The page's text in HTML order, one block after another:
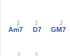
Am7
2
D7
2
GM7
2